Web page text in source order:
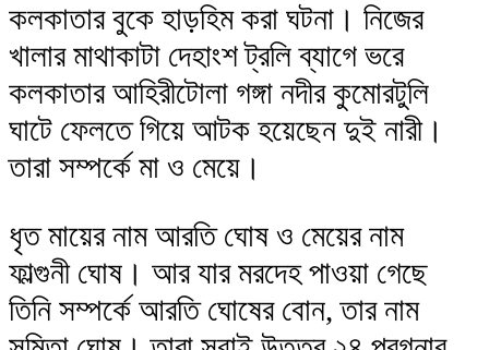
কলকাতার বুকে হাড়হিম করা ঘটনা। নিজের
খালার মাথাকাটা দেহাংশ ট্রলি ব্যাগে ভরে
কলকাতার আহিরীটোলা গঙ্গা নদীর কুমোরটুলি
ঘাটে ফেলতে গিয়ে আটক হয়েছেন দুই নারী।
তারা সম্পর্কে মা ও মেয়ে।
ধৃত মায়ের নাম আরতি ঘোষ ও মেয়ের নাম
ফাল্গুনী ঘোষ। আর যার মরদেহ পাওয়া গেছে
তিনি সম্পর্কে আরতি ঘোষের বোন, তার নাম